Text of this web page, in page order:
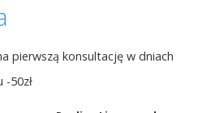
pierwszą konsultację w dniach
-50zł